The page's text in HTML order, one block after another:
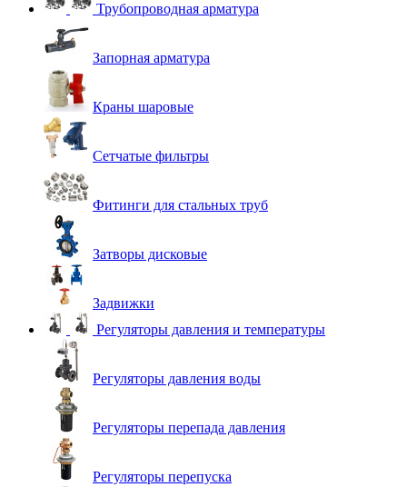
Трубопроводная арматура
Запорная арматура
Краны шаровые
Сетчатые фильтры
Фитинги для стальных труб
Затворы дисковые
Задвижки
Регуляторы давления и температуры
Регуляторы давления воды
Регуляторы перепада давления
Регуляторы перепуска